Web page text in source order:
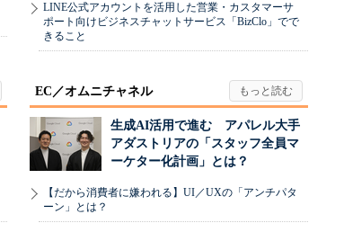
LINE公式アカウントを活用した営業・カスタマーサ
ポート向けビジネスチャットサービス「BizClo」でで
きること
EC／オムニチャネル
生成AI活用で進む アパレル大手
アダストリアの「スタッフ全員マ
ーケター化計画」とは？
【だから消費者に嫌われる】UI／UXの「アンチパタ
ーン」とは？